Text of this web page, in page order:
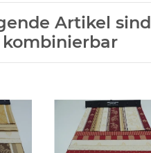
Artikel sind
kombinierbar